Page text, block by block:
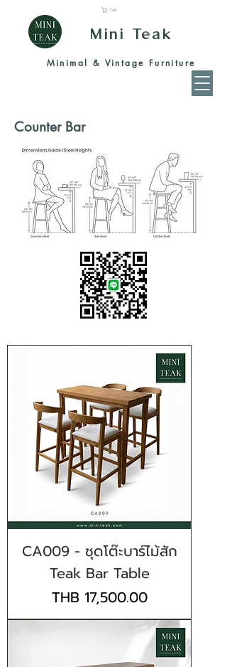
Mini Teak
Minimal & Vintage Furniture
Cart
Counter Bar
CA009 - ชุดโต๊ะบาร์ไม้สัก
Teak Bar Table
Price
THB 17,500.00